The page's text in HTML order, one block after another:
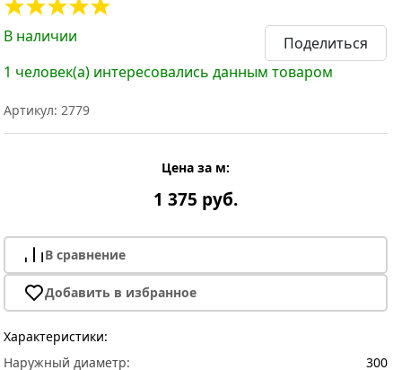
В наличии
Поделиться
1 человек(а) интересовались данным товаром
Артикул: 2779
Цена за м:
1 375 руб.
В сравнение
Добавить в избранное
Характеристики:
Наружный диаметр:
300